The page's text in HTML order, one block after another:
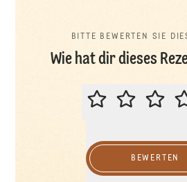
BITTE BEWERTEN SIE
Wie hat dir dieses
BITTE
BEWERTEN